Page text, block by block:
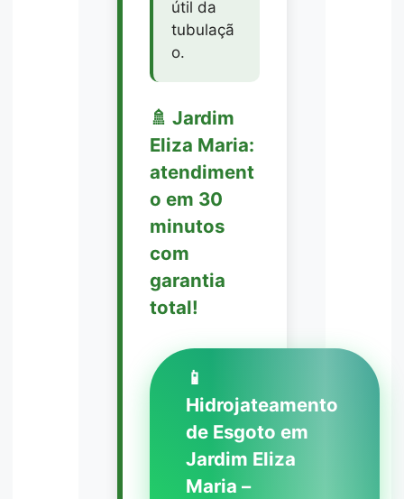
útil da
tubulaçã
o.
🚿 Jardim
Eliza Maria:
atendiment
o em 30
minutos
com
garantia
total!
📱
Hidrojateamento
de Esgoto em
Jardim Eliza
Maria –